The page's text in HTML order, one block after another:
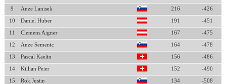
9 Anze Lanisek 216 -426
10 Daniel Huber 191 -451
11 Clemens Aigner 167 -475
12 Anze Semenic 164 -478
13 Pascal Kaelin 156 -486
14 Killian Peier 152 -490
15 Rok Justin 134 -508